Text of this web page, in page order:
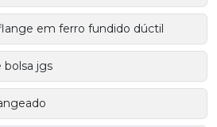
em ferro fundido dúctil
bolsa jgs